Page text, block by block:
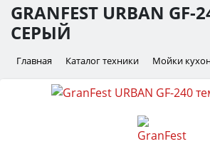
GRANFEST URBAN
СЕРЫЙ
Главная Каталог техники Мойки